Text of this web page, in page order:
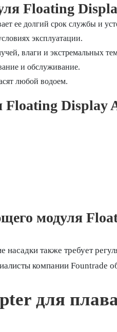
Floating
ее долгий срок службы и
эксплуатации.
влаги и экстремальных
и обслуживание.
любой водоем.
Floating Display
модуля
также требует
компании
для